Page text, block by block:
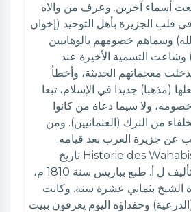
أسماء آخرين. وعرف من والاه
قلب الجزيرة بأهل التوحيد (إخوان
وسماهم خصومهم بالوهابيين
وشاعت التسمية الأخيرة عند
معجماتهم الحديثة، وأخطأ
(مذهبا) جديدا في الإسلام، تبعا
خصومه، ولا سيما دعاة من كانوا
من الترك (العثمانيين). ومن
عن جزيرة العرب بعد قيامه.
Historie des Wahabis: par L A تاريخ
الوهابيين، تأليف ل أ. طبع بباريس سنة 1810 م،
الشيخ بثماني عشرة سنة. وكانت
وحفداؤه اليوم يعرفون ببيت